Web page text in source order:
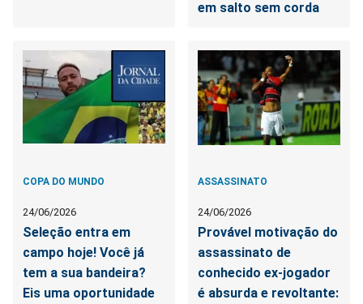
em salto sem corda
COPA DO MUNDO
24/06/2026
Seleção entra em
campo hoje! Você já
tem a sua bandeira?
Eis uma oportunidade
ASSASSINATO
24/06/2026
Provável motivação do
assassinato de
conhecido ex-jogador
é absurda e revoltante: